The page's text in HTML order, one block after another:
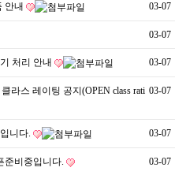
03-07
안내
03-07
03-07
처리 안내
03-07
라스 레이팅 공지(OPEN class rati
03-07
니다.
03-07
준비중입니다.